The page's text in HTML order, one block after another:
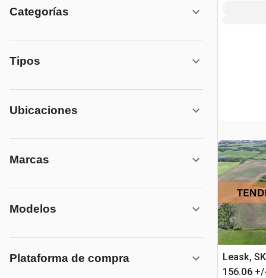
Categorías
Tipos
Ubicaciones
Marcas
Modelos
Plataforma de compra
Leask,
156.06